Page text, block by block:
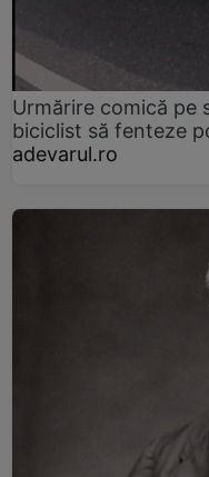
Urmărire comică pe
biciclist să fenteze
adevarul.ro